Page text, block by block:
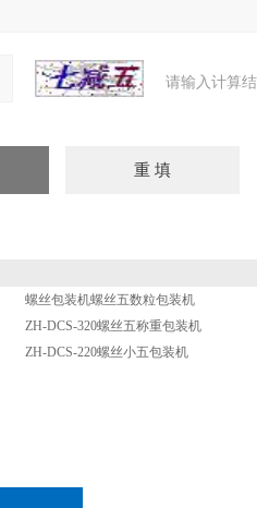
请输入计算
螺丝包装机螺丝五数粒包装机
ZH-DCS-320螺丝五称重包装机
ZH-DCS-220螺丝小五包装机